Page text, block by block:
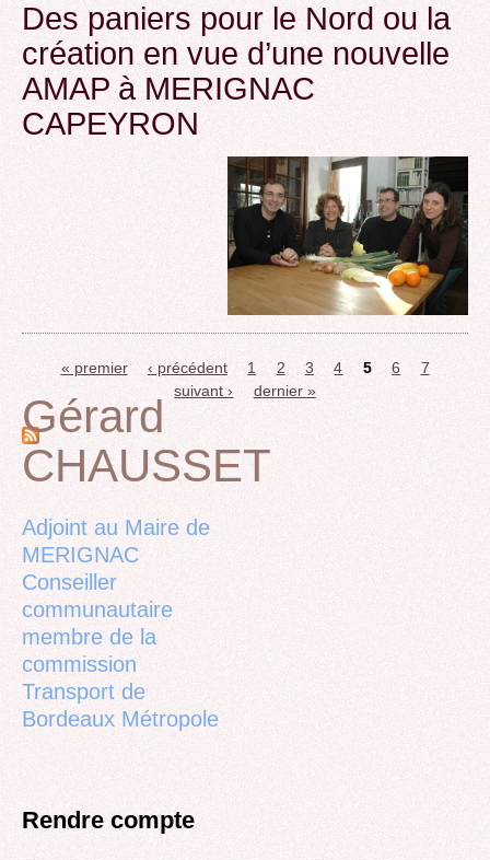
Des paniers pour le Nord ou la
création en vue d’une nouvelle
AMAP à MERIGNAC
CAPEYRON
Pages
« premier ‹ précédent 1 2 3 4 5 6
7
suivant ›
dernier »
Back
to
Gérard
CHAUSSET
Adjoint au Maire de
MERIGNAC
Conseiller
communautaire
membre de la
commission
Transport de
Bordeaux Métropole
Rendre compte